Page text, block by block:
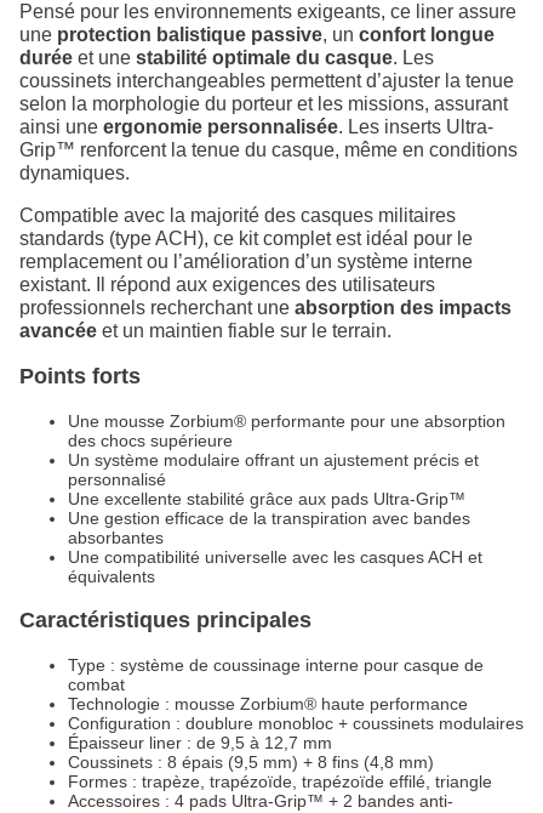
Pensé pour les environnements exigeants, ce liner assure
une protection balistique passive, un confort longue
durée et une stabilité optimale du casque. Les
coussinets interchangeables permettent d’ajuster la tenue
selon la morphologie du porteur et les missions, assurant
ainsi une ergonomie personnalisée. Les inserts Ultra-
Grip™ renforcent la tenue du casque, même en conditions
dynamiques.
Compatible avec la majorité des casques militaires
standards (type ACH), ce kit complet est idéal pour le
remplacement ou l’amélioration d’un système interne
existant. Il répond aux exigences des utilisateurs
professionnels recherchant une absorption des impacts
avancée et un maintien fiable sur le terrain.
Points forts
Une mousse Zorbium® performante pour une absorption
des chocs supérieure
Un système modulaire offrant un ajustement précis et
personnalisé
Une excellente stabilité grâce aux pads Ultra-Grip™
Une gestion efficace de la transpiration avec bandes
absorbantes
Une compatibilité universelle avec les casques ACH et
équivalents
Caractéristiques principales
Type : système de coussinage interne pour casque de
combat
Technologie : mousse Zorbium® haute performance
Configuration : doublure monobloc + coussinets modulaires
Épaisseur liner : de 9,5 à 12,7 mm
Coussinets : 8 épais (9,5 mm) + 8 fins (4,8 mm)
Formes : trapèze, trapézoïde, trapézoïde effilé, triangle
Accessoires : 4 pads Ultra-Grip™ + 2 bandes anti-